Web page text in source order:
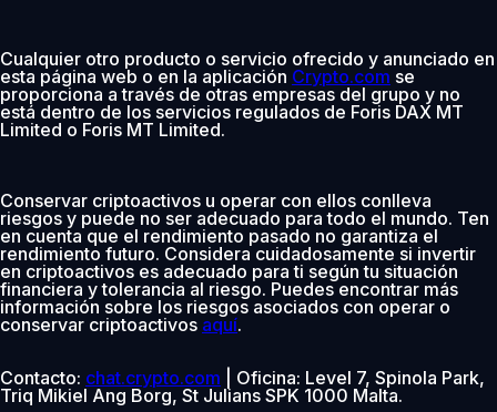
Cualquier otro producto o servicio ofrecido y anunciado en
esta página web o en la aplicación Crypto.com se
proporciona a través de otras empresas del grupo y no
está dentro de los servicios regulados de Foris DAX MT
Limited o Foris MT Limited.
Conservar criptoactivos u operar con ellos conlleva
riesgos y puede no ser adecuado para todo el mundo. Ten
en cuenta que el rendimiento pasado no garantiza el
rendimiento futuro. Considera cuidadosamente si invertir
en criptoactivos es adecuado para ti según tu situación
financiera y tolerancia al riesgo. Puedes encontrar más
información sobre los riesgos asociados con operar o
conservar criptoactivos aquí.
Contacto: chat.crypto.com | Oficina: Level 7, Spinola Park,
Triq Mikiel Ang Borg, St Julians SPK 1000 Malta.